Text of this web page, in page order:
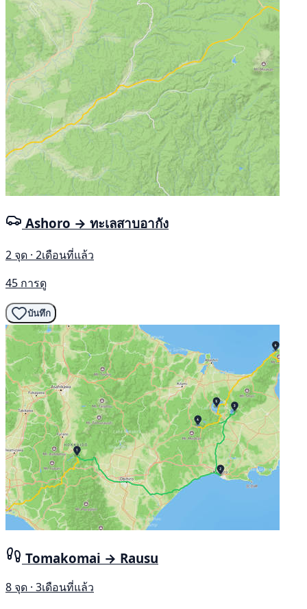
Ashoro → ทะเลสาบอากัง
2 จุด · 2เดือนที่แล้ว
45 การดู
บันทึก
Tomakomai → Rausu
8 จุด · 3เดือนที่แล้ว